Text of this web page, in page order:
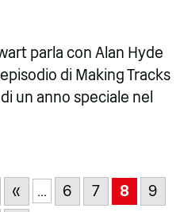
parla con Alan Hyde
di Making Tracks
un anno speciale nel
« ... 6 7 8
9